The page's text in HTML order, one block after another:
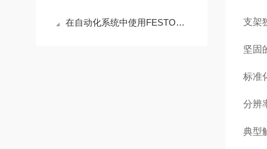
在自动化系统中使用FESTO电磁阀的六大理由 支架
坚固
标准
分辨
典型